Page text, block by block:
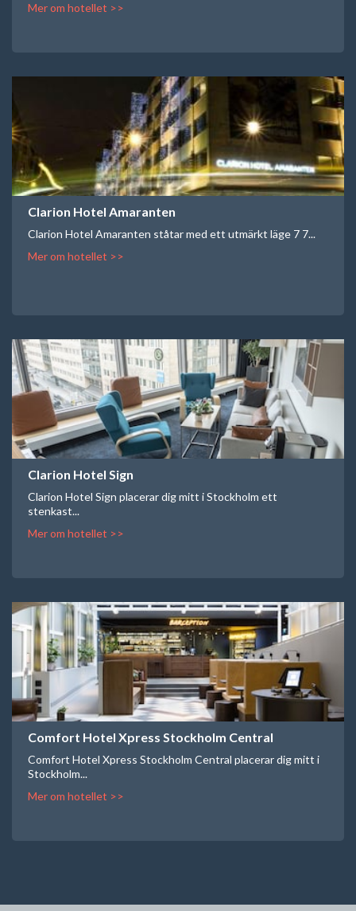
Mer om hotellet >>
Clarion Hotel Amaranten
Clarion Hotel Amaranten ståtar med ett utmärkt läge 7 7...
Mer om hotellet >>
Clarion Hotel Sign
Clarion Hotel Sign placerar dig mitt i Stockholm ett
stenkast...
Mer om hotellet >>
Comfort Hotel Xpress Stockholm Central
Comfort Hotel Xpress Stockholm Central placerar dig mitt i
Stockholm...
Mer om hotellet >>